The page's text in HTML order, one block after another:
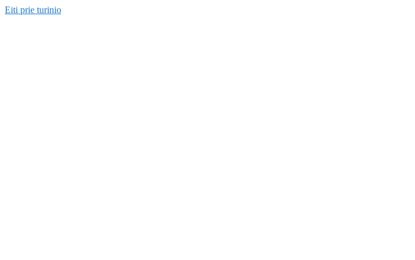
Eiti prie turinio